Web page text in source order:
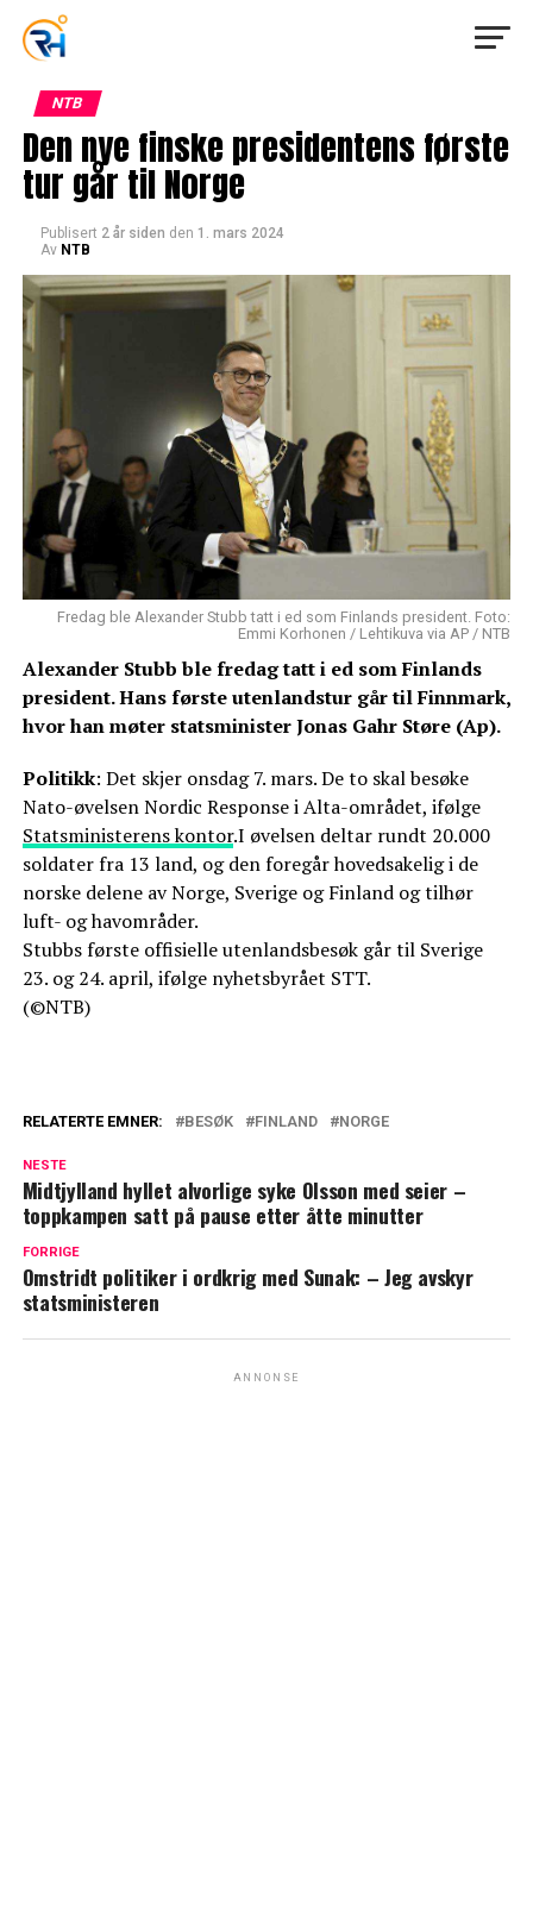
NTB
Den nye finske presidentens første
tur går til Norge
Publisert 2 år siden den 1. mars 2024
Av NTB
Fredag ble Alexander Stubb tatt i ed som Finlands president. Foto:
Emmi Korhonen / Lehtikuva via AP / NTB
Alexander Stubb ble fredag tatt i ed som Finlands
president. Hans første utenlandstur går til Finnmark,
hvor han møter statsminister Jonas Gahr Støre (Ap).
Politikk: Det skjer onsdag 7. mars. De to skal besøke
Nato-øvelsen Nordic Response i Alta-området, ifølge
Statsministerens kontor.I øvelsen deltar rundt 20.000
soldater fra 13 land, og den foregår hovedsakelig i de
norske delene av Norge, Sverige og Finland og tilhør
luft- og havområder.
Stubbs første offisielle utenlandsbesøk går til Sverige
23. og 24. april, ifølge nyhetsbyrået STT.
(©NTB)
RELATERTE EMNER: BESØK FINLAND NORGE
NESTE
Midtjylland hyllet alvorlige syke Olsson med seier –
toppkampen satt på pause etter åtte minutter
FORRIGE
Omstridt politiker i ordkrig med Sunak: – Jeg avskyr
statsministeren
ANNONSE